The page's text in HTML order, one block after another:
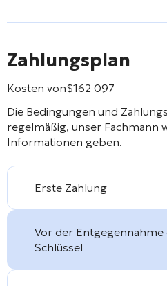
Zahlungsplan
Kosten von$162 097
Die Bedingungen und
regelmäßig, unser Fachmann
Informationen geben.
Erste Zahlung
Vor der Entgegennahme
Schlüssel